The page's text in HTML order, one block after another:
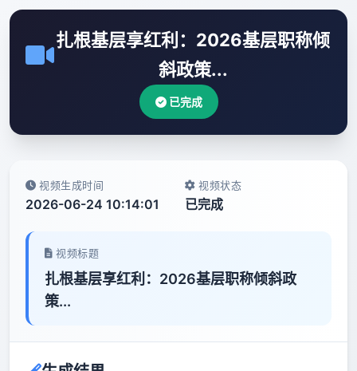
扎根基层享红利：2026基层职称倾
斜政策...
已完成
视频生成时间
2026-06-24 10:14:01
视频状态
已完成
视频标题
扎根基层享红利：2026基层职称倾斜政
策...